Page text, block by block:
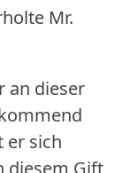
Mr.
an dieser
er sich
diesem Gift